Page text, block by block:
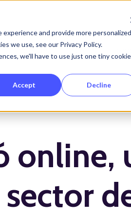
and provide more personalized
we use, see our Privacy Policy.
we'll have to use just one tiny cookie
Accept Decline
submenu for Serveis
Projectes Clients
online,